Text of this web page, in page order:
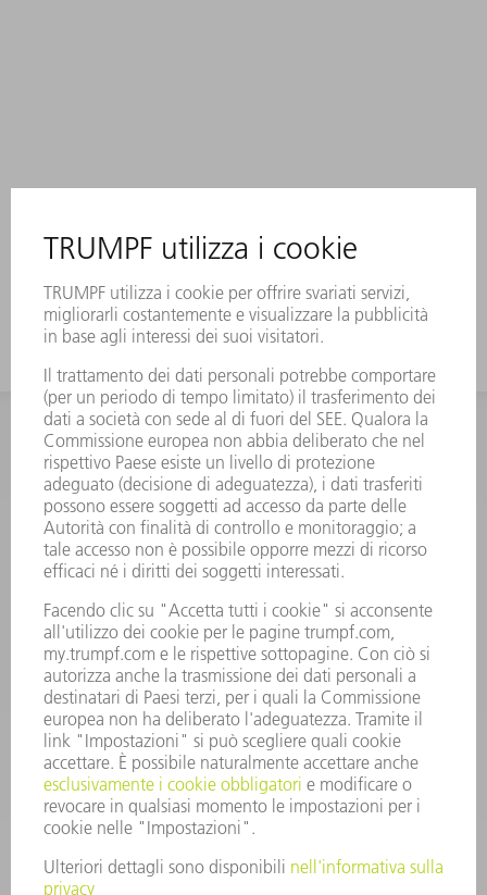
INFORMAZIONE
Domande frequenti
Condizioni generali di contratto
CONTATTO
RICAMBI TRUMPF ITALIA
lunedì a venerdì: 08:30 – 18:00
ricambi@trumpf.com
CONTATTO
UTENSILI TRUMPF ITALIA
+39 02 48489482
lunedì a venerdì: 08:00 – 18:00
utensili@trumpf.com